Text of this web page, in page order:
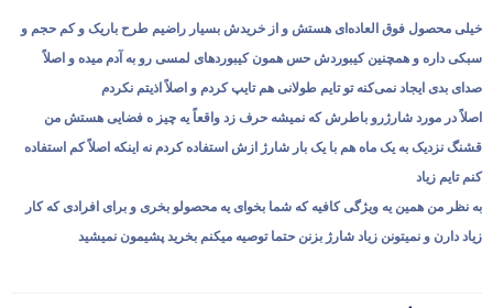
خیلی محصول فوق العاده‌ای هستش و از خریدش بسیار راضیم طرح باریک و کم حجم و
سبکی داره و همچنین کیبوردش حس همون کیبوردهای لمسی رو به آدم میده و اصلاً
صدای بدی ایجاد نمی‌کنه تو تایم طولانی هم تایپ کردم و اصلاً اذیتم نکردم
اصلاً در مورد شارژرو باطرش که نمیشه حرف زد واقعاً یه چیز ه فضایی هستش من
قشنگ نزدیک به یک ماه هم با یک بار شارژ ازش استفاده کردم نه اینکه اصلاً کم استفاده
کنم تایم زیاد
به نظر من همین یه ویژگی کافیه که شما بخوای یه محصولو بخری و برای افرادی که کار
زیاد دارن و نمیتونن زیاد شارژ بزنن حتما توصیه میکنم بخرید پشیمون نمیشید